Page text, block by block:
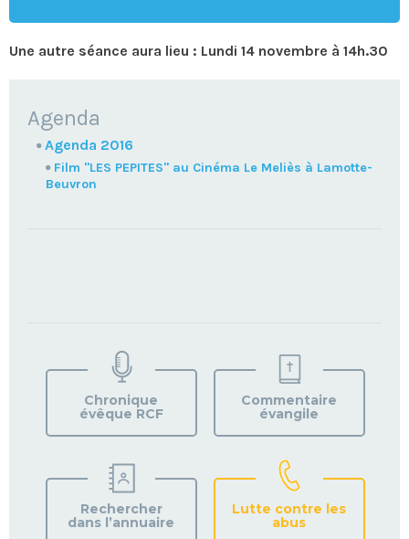
Une autre séance aura lieu : Lundi 14 novembre à 14h.30
NAVIGATION
Agenda
Agenda 2016
Film "LES PEPITES" au Cinéma Le Meliès à Lamotte-
Beuvron
VOTRE
PAROISSE
Chronique
évêque RCF
Commentaire
évangile
Rechercher
dans l’annuaire
Lutte contre les
abus